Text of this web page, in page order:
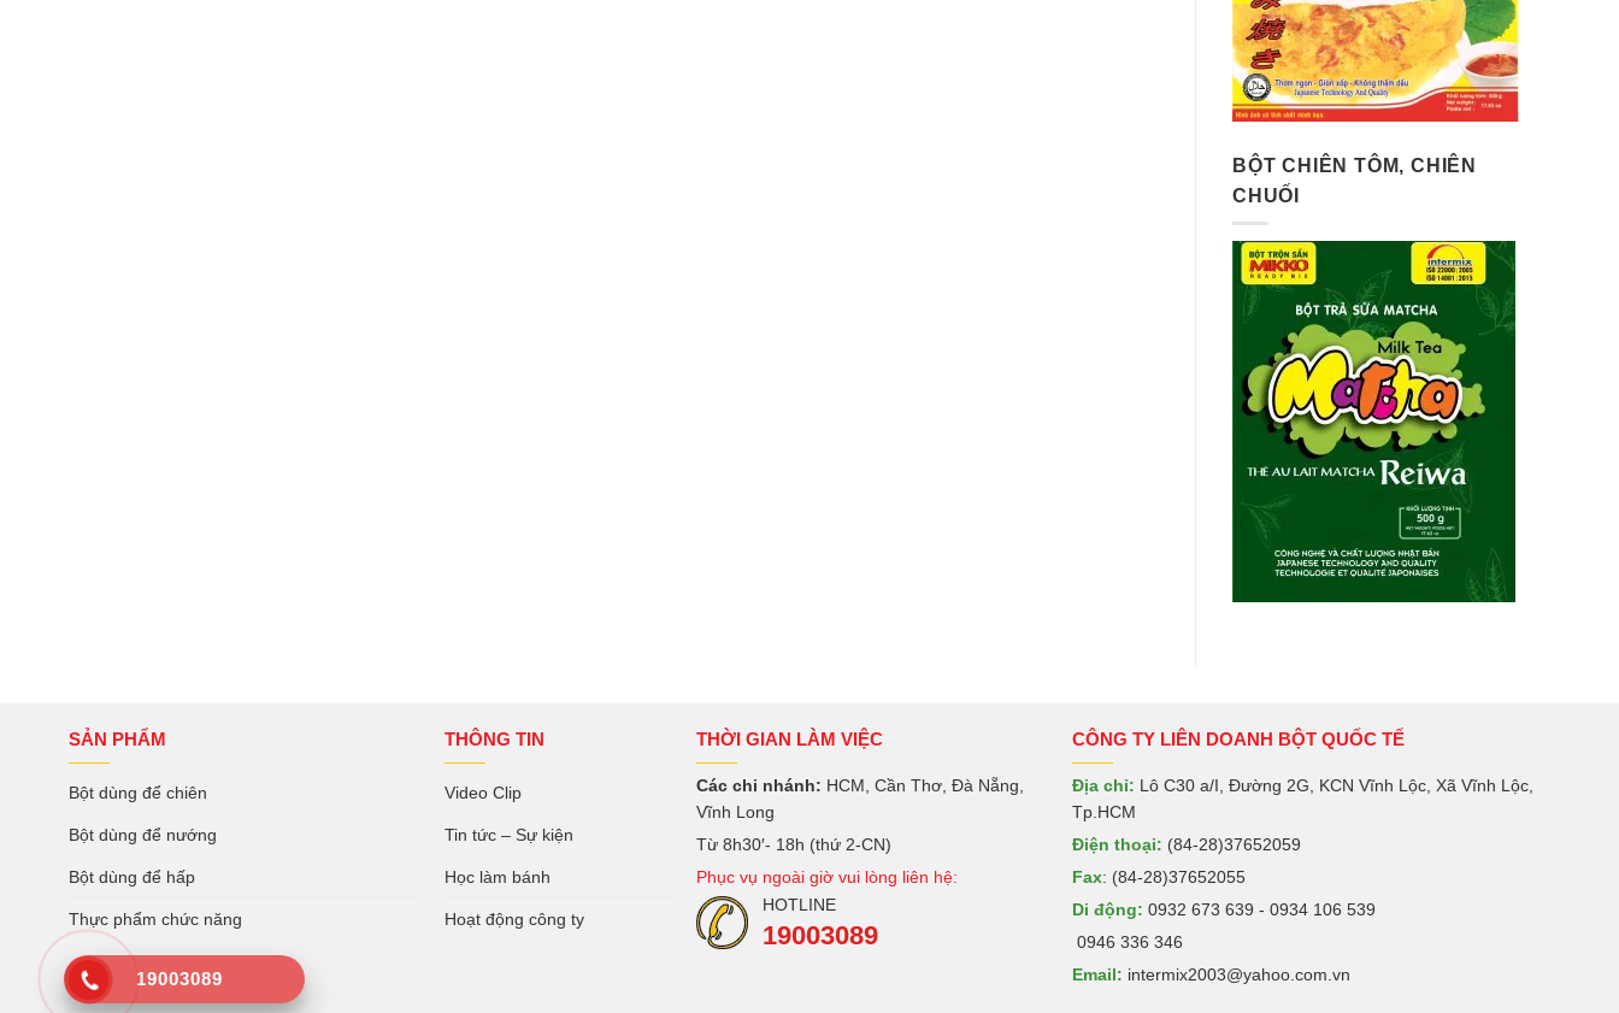
BỘT CHIÊN TÔM, CHIÊN
CHUỐI
SẢN PHẨM
Bột dùng để chiên
Bột dùng để nướng
Bột dùng để hấp
Thực phẩm chức năng
THÔNG TIN
Video Clip
Tin tức – Sự kiện
Học làm bánh
Hoạt động công ty
THỜI GIAN LÀM VIỆC
Các chi nhánh: HCM, Cần Thơ, Đà Nẵng,
Vĩnh Long
Từ 8h30′- 18h (thứ 2-CN)
Phục vụ ngoài giờ vui lòng liên hệ:
HOTLINE
19003089
CÔNG TY LIÊN DOANH BỘT QUỐC TẾ
Địa chỉ: Lô C30 a/I, Đường 2G, KCN Vĩnh Lộc, Xã Vĩnh Lộc,
Tp.HCM
Điện thoại: (84-28)37652059
Fax: (84-28)37652055
Di động: 0932 673 639 - 0934 106 539
0946 336 346
Email: intermix2003@yahoo.com.vn
19003089